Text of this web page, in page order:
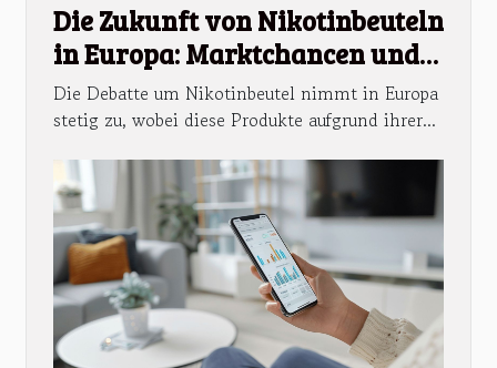
Die Zukunft von Nikotinbeuteln
in Europa: Marktchancen und
Herausforderungen
Die Debatte um Nikotinbeutel nimmt in Europa
stetig zu, wobei diese Produkte aufgrund ihrer...